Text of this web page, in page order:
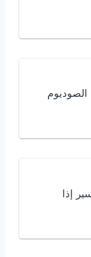
الصوديوم
إذا